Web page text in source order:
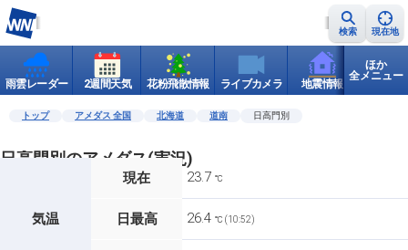
検索 現在地
雨雲レーダー 2週間天気 花粉飛散情報 ライブカメラ 地震情報 世界天
ほか
全メニュー
トップ アメダス 全国 北海道 道南 日高門別
日高門別のアメダス(実況)
気温
現在 23.7 ℃
日最高 26.4 ℃ (10:52)